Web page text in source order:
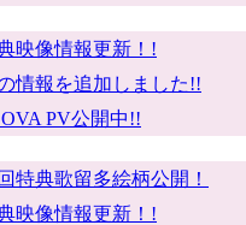
映像情報更新！!
情報を追加しました!!
PV公開中!!
特典歌留多絵柄公開！
映像情報更新！!